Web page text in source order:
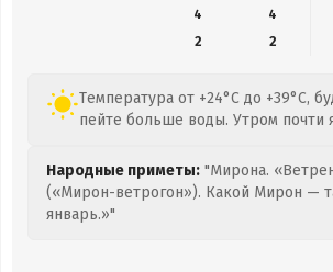
4
4
2
2
Температура от +24°C до +39°C,
пейте больше воды. Утром почти
Народные приметы: "Мирона.
(«Мирон-ветрогон»). Какой Мирон —
январь.»"